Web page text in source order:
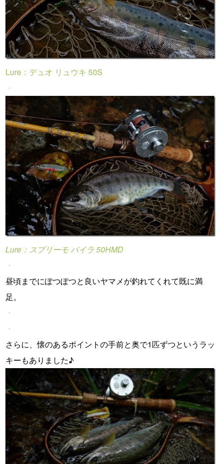
Lure：デュオ リュウキ 50S
・
Lure：スプリーモ バイラ 50HMD
・
昼頃までにぽつぽつと良いヤマメが釣れてくれて既に満
足。
・
・
さらに、懐のあるポイントの手前と奥で1匹ずつというラッ
キーもありました♪